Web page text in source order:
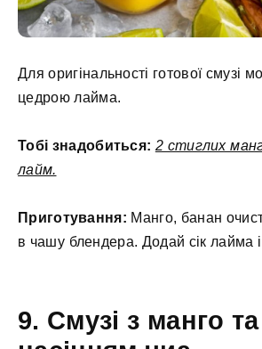
Для оригінальності готової смузі
цедрою лайма.
Тобі знадобиться: 2 стиглих
лайм.
Приготування: Манго, банан
в чашу блендера. Додай сік лайма
9. Смузі з манго